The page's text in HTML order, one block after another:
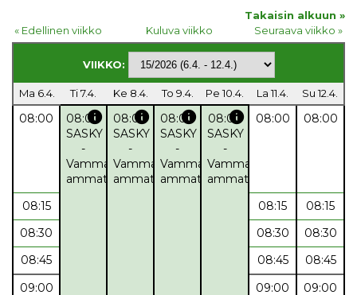
Takaisin alkuun »
« Edellinen viikko
Kuluva viikko Seuraava viikko »
VIIKKO:
Ma 6.4. Ti 7.4. Ke 8.4. To 9.4. Pe 10.4. La 11.4. Su 12.4.
08:00 08:00
info
SASKY
-
Vammalan
ammattikoulu
08:00
info
SASKY
-
Vammalan
ammattikoulu
08:00
info
SASKY
-
Vammalan
ammattikoulu
08:00
info
SASKY
-
Vammalan
ammattikoulu
08:00 08:00
08:15 08:15
08:15
08:30
08:30
08:30
08:45
08:45
08:45
09:00
09:00
09:00